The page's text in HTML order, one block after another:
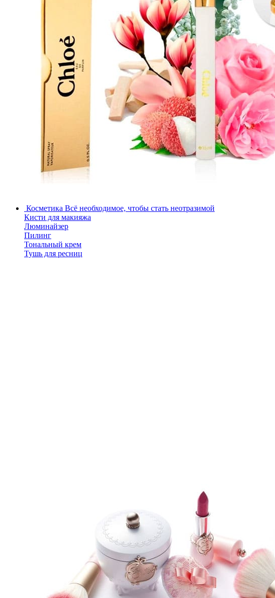
Косметика Всё необходимое, чтобы стать неотразимой
Кисти для макияжа
Люминайзер
Пилинг
Тональный крем
Тушь для ресниц